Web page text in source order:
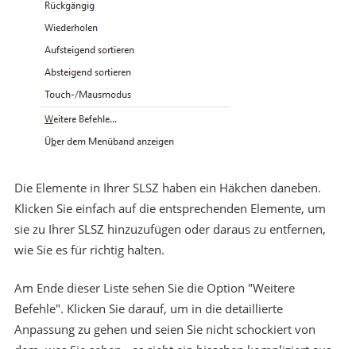
Die Elemente in Ihrer SLSZ haben ein Häkchen daneben.
Klicken Sie einfach auf die entsprechenden Elemente, um
sie zu Ihrer SLSZ hinzuzufügen oder daraus zu entfernen,
wie Sie es für richtig halten.
Am Ende dieser Liste sehen Sie die Option "Weitere
Befehle". Klicken Sie darauf, um in die detaillierte
Anpassung zu gehen und seien Sie nicht schockiert von